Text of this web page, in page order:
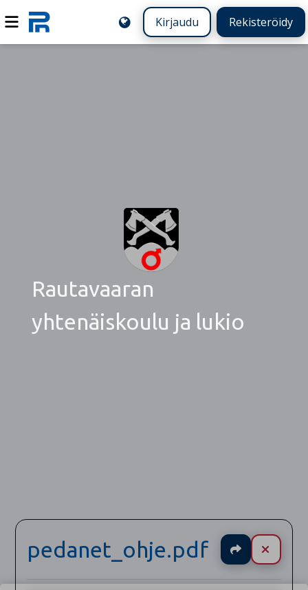
Kirjaudu Rekisteröidy
Rautavaaran
yhtenäiskoulu ja lukio
pedanet_ohje.pdf Jaa